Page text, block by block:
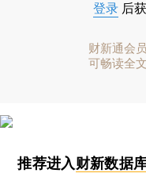
登录 后
财新通会员
可畅读全文
推荐进入财新数据